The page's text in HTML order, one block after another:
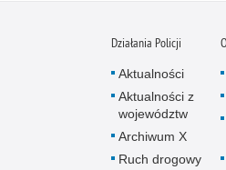
Działania Policji
Aktualności
Aktualności z
województw
Archiwum X
Ruch drogowy